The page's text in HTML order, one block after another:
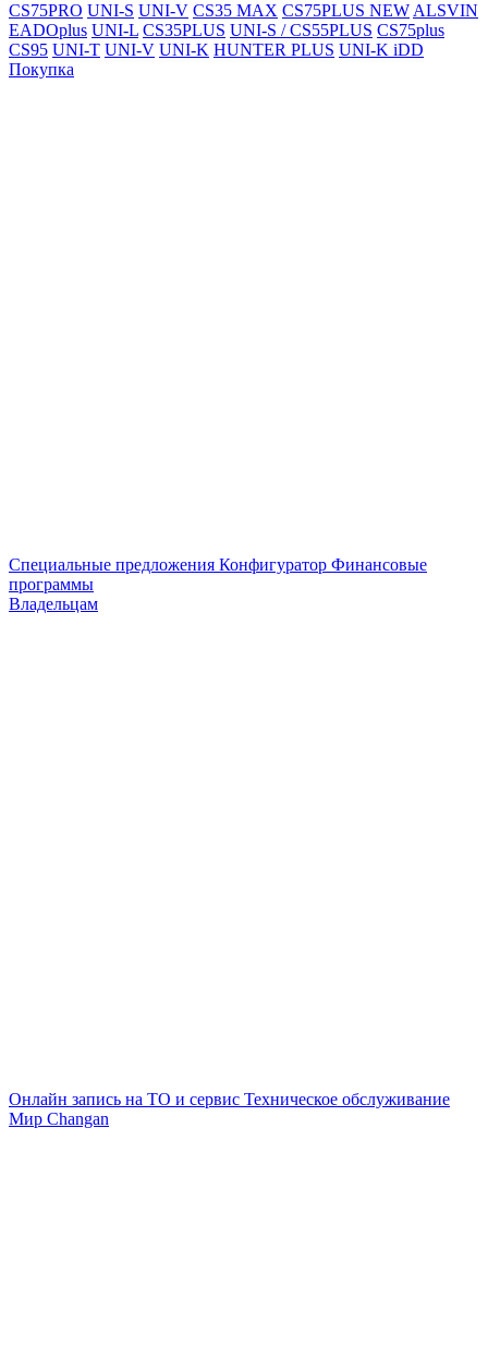
CS75PRO UNI-S UNI-V CS35 MAX CS75PLUS NEW ALSVIN
EADOplus UNI-L CS35PLUS UNI-S / CS55PLUS CS75plus
CS95 UNI-T UNI-V UNI-K HUNTER PLUS UNI-K iDD
Покупка
Специальные предложения Конфигуратор Финансовые
программы
Владельцам
Онлайн запись на ТО и сервис Техническое обслуживание
Мир Changan